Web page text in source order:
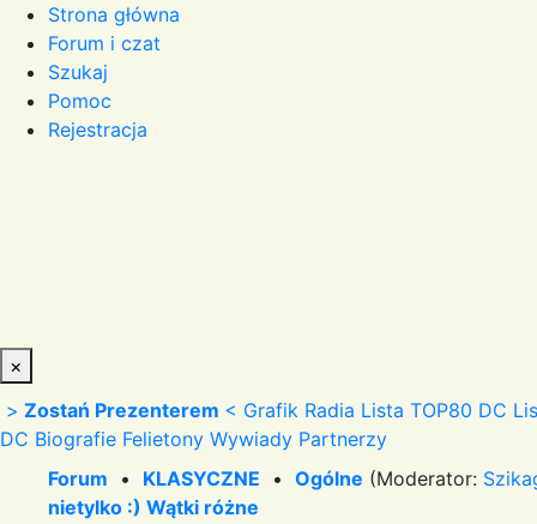
Strona główna
Forum i czat
Szukaj
Pomoc
Rejestracja
×
> Zostań Prezenterem < Grafik Radia Lista TOP80 DC
DC Biografie Felietony Wywiady Partnerzy
Forum • KLASYCZNE • Ogólne (Moderator:
nietylko :) Wątki różne